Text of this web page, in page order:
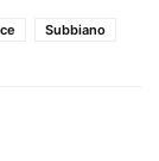
Subbiano